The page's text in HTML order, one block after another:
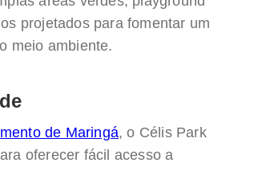
projetados para fomentar um
meio ambiente.
de Maringá, o Célis Park
oferecer fácil acesso a